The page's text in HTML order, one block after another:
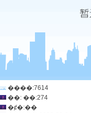
����:7614
��: ��:274
�ȼ�:��